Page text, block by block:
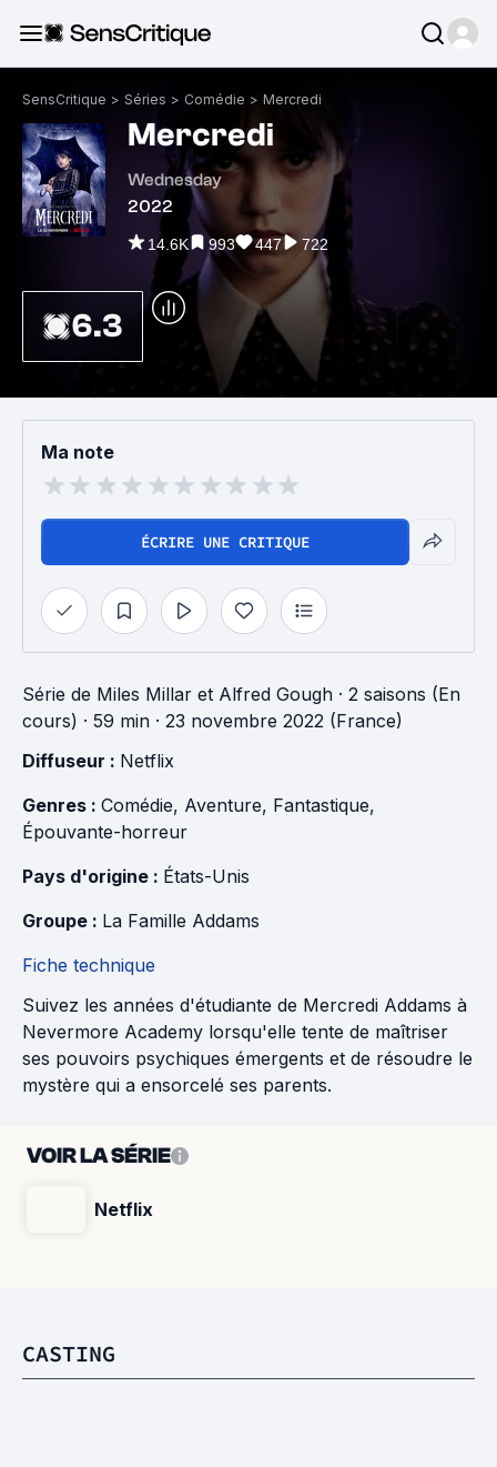
SensCritique > Séries > Comédie > Mercredi
Mercredi
Wednesday
2022
14.6K 993 447 722
6.3
Ma note
ÉCRIRE UNE CRITIQUE
Série de Miles Millar et Alfred Gough · 2 saisons (En
cours) · 59 min · 23 novembre 2022 (France)
Diffuseur : Netflix
Genres : Comédie, Aventure, Fantastique,
Épouvante-horreur
Pays d'origine : États-Unis
Groupe : La Famille Addams
Fiche technique
Suivez les années d'étudiante de Mercredi Addams à
Nevermore Academy lorsqu'elle tente de maîtriser
ses pouvoirs psychiques émergents et de résoudre le
mystère qui a ensorcelé ses parents.
VOIR LA SÉRIE
Netflix
CASTING